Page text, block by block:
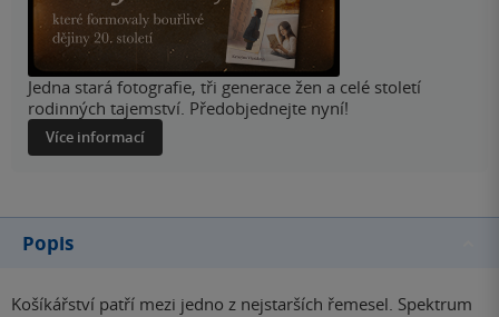
Jedna stará fotografie, tři generace žen a celé století
rodinných tajemství. Předobjednejte nyní!
Více informací
Popis
Košíkářství patří mezi jedno z nejstarších řemesel. Spektrum